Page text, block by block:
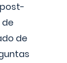
de